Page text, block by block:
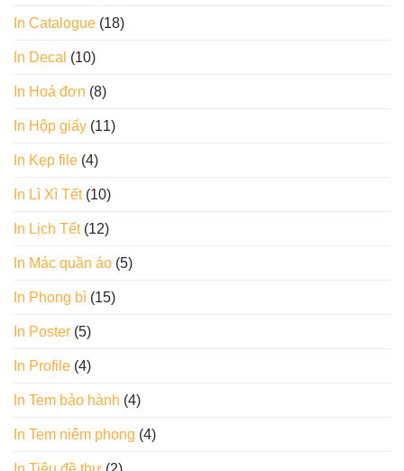
In Catalogue (18)
In Decal (10)
In Hoá đơn (8)
In Hộp giấy (11)
In Kẹp file (4)
In Lì Xì Tết(10)
In Lịch Tết(12)
In Mác quần áo (5)
In Phong bì (15)
In Poster (5)
In Profile (4)
In Tem bảo hành (4)
In Tem niêm phong (4)